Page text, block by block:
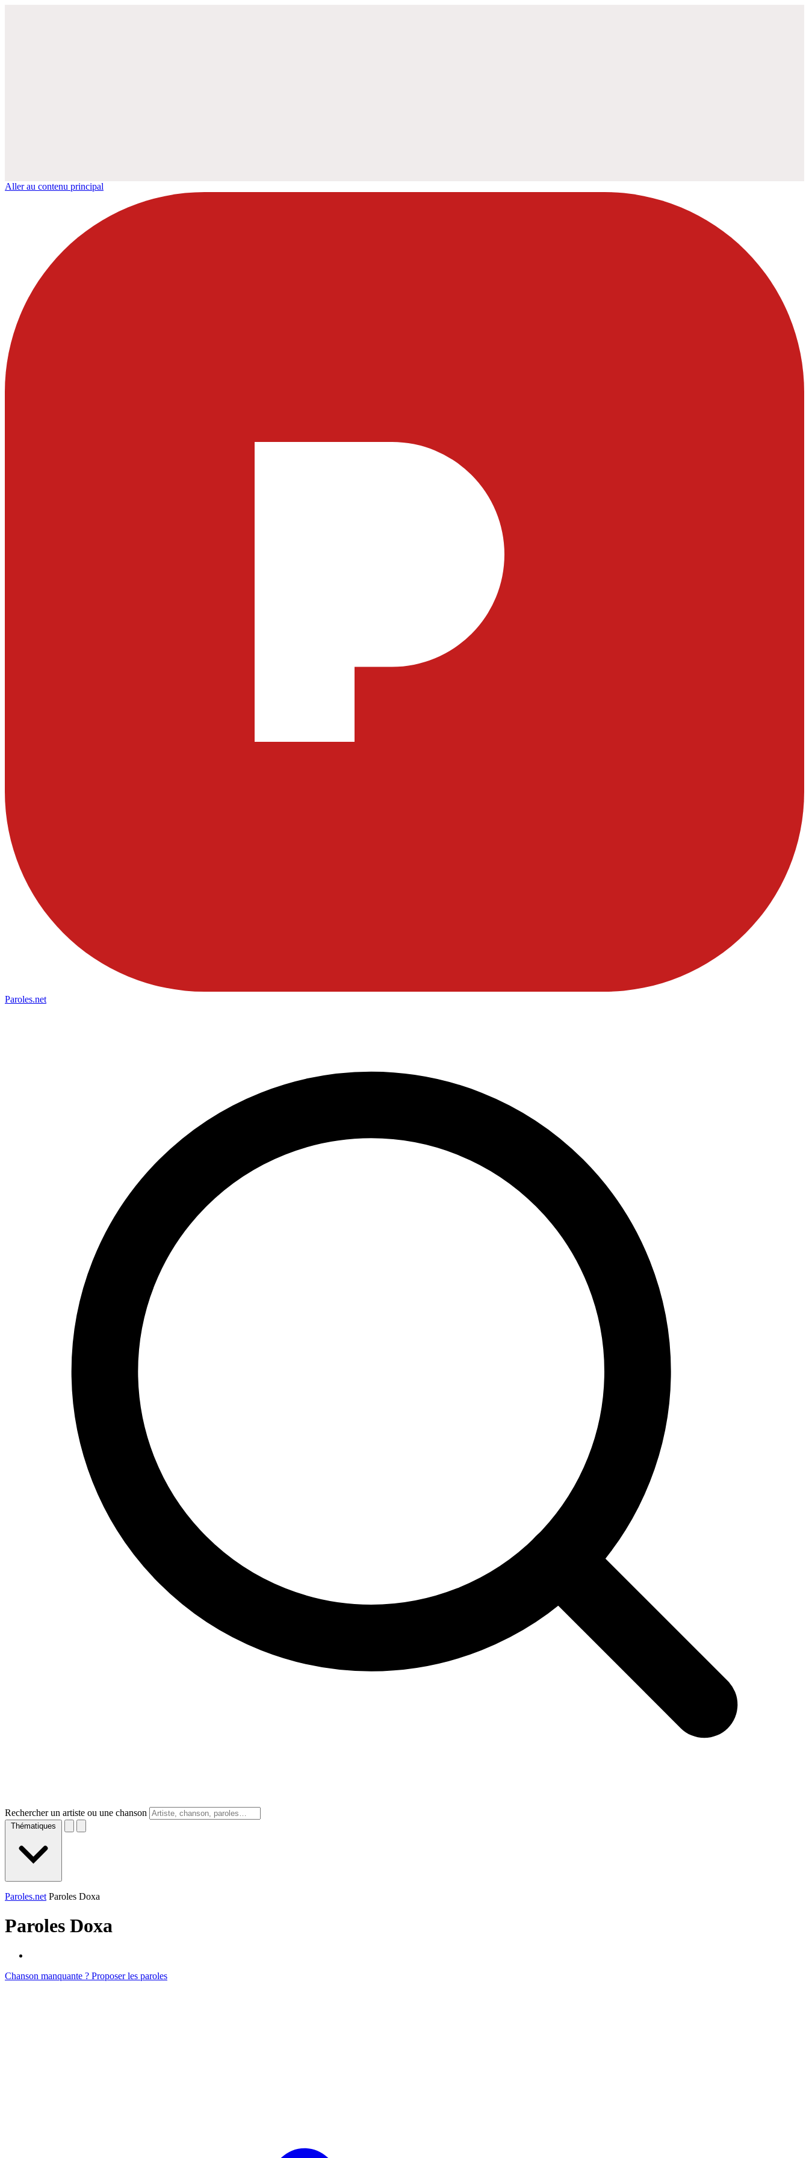
Aller au contenu principal
Paroles.net
Rechercher un artiste ou une chanson
Thématiques
Paroles.net Paroles Doxa
Paroles Doxa
Chanson manquante ? Proposer les paroles